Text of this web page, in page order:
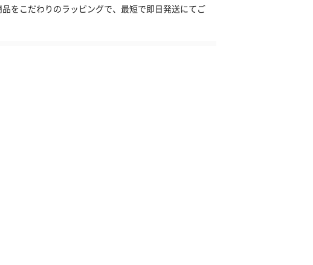
をこだわりのラッピングで、最短で即日発送にてご